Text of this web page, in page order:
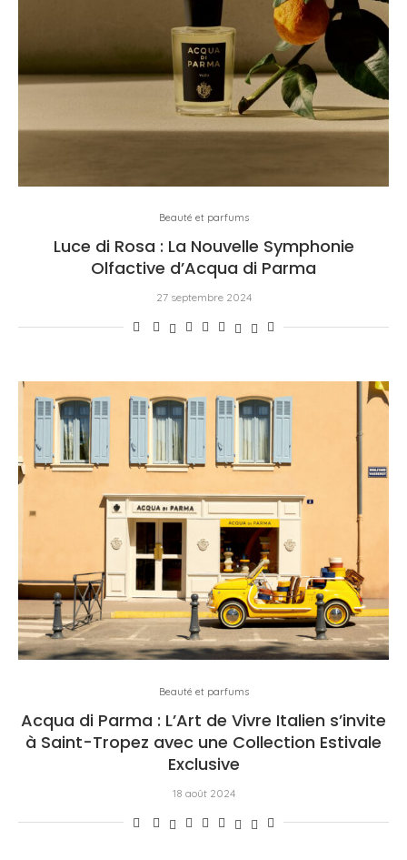
Beauté et parfums
Luce di Rosa : La Nouvelle Symphonie
Olfactive d’Acqua di Parma
27 septembre 2024
Beauté et parfums
Acqua di Parma : L’Art de Vivre Italien s’invite
à Saint-Tropez avec une Collection Estivale
Exclusive
18 août 2024